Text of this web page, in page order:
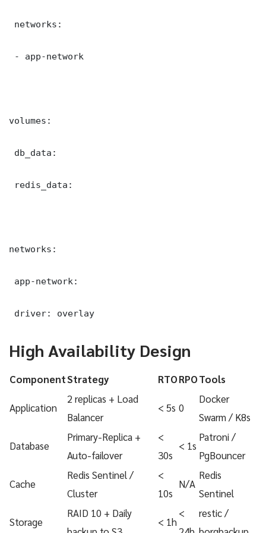
networks:
- app-network
volumes:
db_data:
redis_data:
networks:
app-network:
driver: overlay
High Availability Design
ComponentStrategy RTORPOTools
Application
2 replicas + Load
Balancer
< 5s 0
Docker
Swarm / K8s
Database
Primary-Replica +
Auto-failover
<
30s
< 1s
Patroni /
PgBouncer
Cache
Redis Sentinel /
Cluster
<
10s
N/A
Redis
Sentinel
Storage
RAID 10 + Daily
< 1h
<
restic /